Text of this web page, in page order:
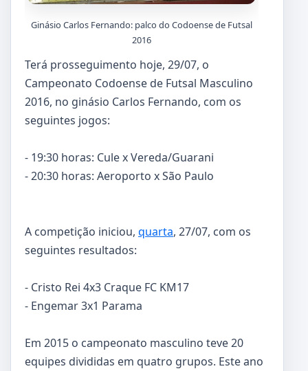
Ginásio Carlos Fernando: palco do Codoense de Futsal
2016
Terá prosseguimento hoje, 29/07, o
Campeonato Codoense de Futsal Masculino
2016, no ginásio Carlos Fernando, com os
seguintes jogos:
- 19:30 horas: Cule x Vereda/Guarani
- 20:30 horas: Aeroporto x São Paulo
A competição iniciou, quarta, 27/07, com os
seguintes resultados:
- Cristo Rei 4x3 Craque FC KM17
- Engemar 3x1 Parama
Em 2015 o campeonato masculino teve 20
equipes divididas em quatro grupos. Este ano